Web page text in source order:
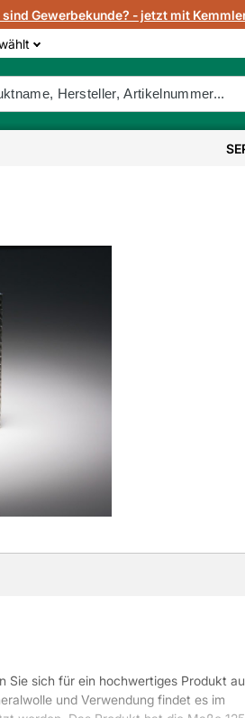
sind Gewerbekunde? - jetzt mit
Sie sich für ein hochwertiges Produkt
und Verwendung findet es im